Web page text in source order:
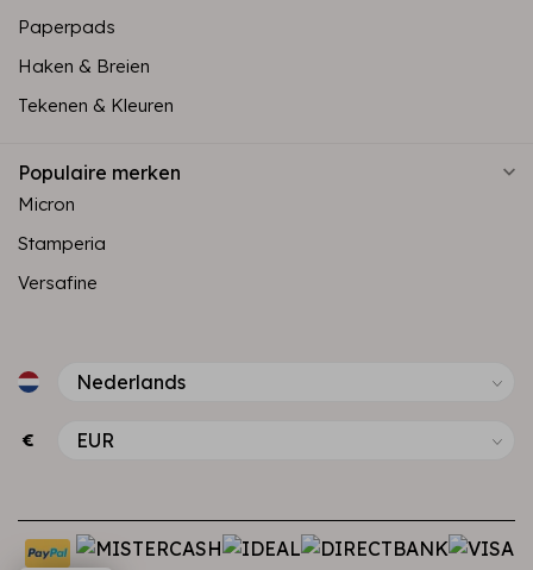
Paperpads
Haken & Breien
Tekenen & Kleuren
Populaire merken
Micron
Stamperia
Versafine
€